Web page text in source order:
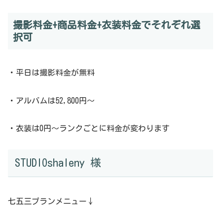
撮影料金+商品料金+衣装料金でそれぞれ選
択可
・平日は撮影料金が無料
・アルバムは52,800円〜
・衣装は0円〜ランクごとに料金が変わります
STUDIOshaleny 様
七五三プランメニュー↓